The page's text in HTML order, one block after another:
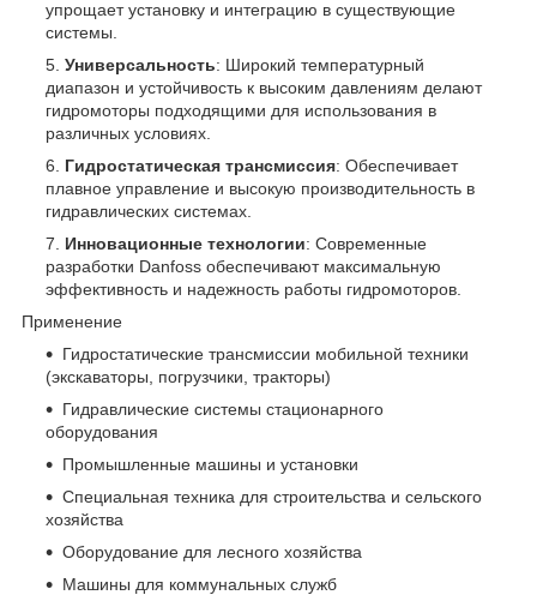
упрощает установку и интеграцию в существующие
системы.
Универсальность: Широкий температурный
диапазон и устойчивость к высоким давлениям делают
гидромоторы подходящими для использования в
различных условиях.
Гидростатическая трансмиссия: Обеспечивает
плавное управление и высокую производительность в
гидравлических системах.
Инновационные технологии: Современные
разработки Danfoss обеспечивают максимальную
эффективность и надежность работы гидромоторов.
Применение
Гидростатические трансмиссии мобильной техники
(экскаваторы, погрузчики, тракторы)
Гидравлические системы стационарного
оборудования
Промышленные машины и установки
Специальная техника для строительства и сельского
хозяйства
Оборудование для лесного хозяйства
Машины для коммунальных служб